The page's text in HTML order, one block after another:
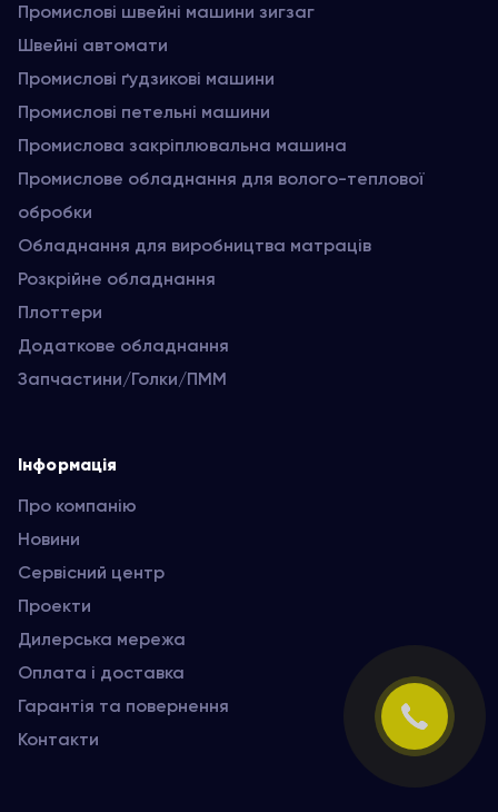
Промислові швейні машини зигзаг
Швейні автомати
Промислові ґудзикові машини
Промислові петельні машини
Промислова закріплювальна машина
Промислове обладнання для волого-теплової
обробки
Обладнання для виробництва матраців
Розкрійне обладнання
Плоттери
Додаткове обладнання
Запчастини/Голки/ПММ
Інформація
Про компанію
Новини
Сервісний центр
Проекти
Дилерська мережа
Оплата і доставка
Гарантія та повернення
Контакти